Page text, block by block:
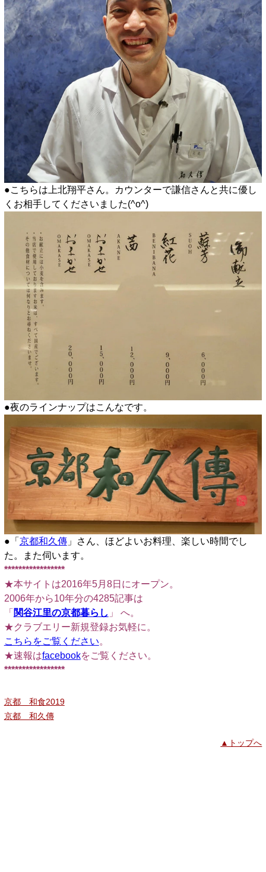
●こちらは上北翔平さん。カウンターで謙信さんと共に優し
くお相手してくださいました(^o^)
●夜のラインナップはこんなです。
●「 京都和久傳」さん、ほどよいお料理、楽しい時間でし
た。また伺います。
*****************
★本サイトは2016年5月8日にオープン。
2006年から10年分の4285記事は
「 関谷江里の京都暮らし 」 へ。
★クラブエリー新規登録お気軽に。
こちらをご覧ください。
★速報はfacebookをご覧ください。
*****************
京都 和食2019
京都 和久傳
▲トップへ